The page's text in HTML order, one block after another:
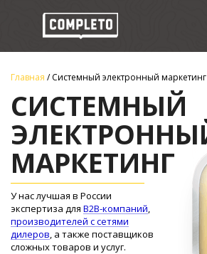
Главная / Системный электронный маркетинг
СИСТЕМНЫЙ
МАРКЕТИНГ
У нас лучшая в России
экспертиза для B2B-компаний,
производителей с сетями
дилеров, а также поставщиков
сложных товаров и услуг.